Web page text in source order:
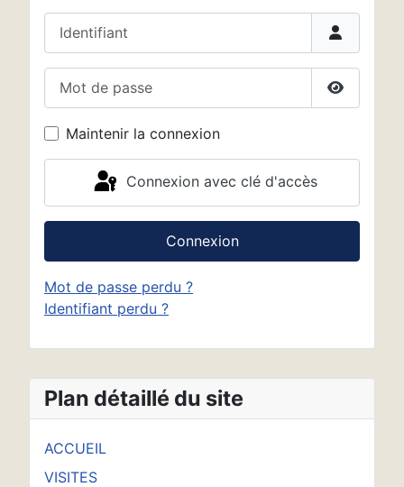
Plan détaillé du site
ACCUEIL
VISITES
Afficher
Maintenir la connexion
Connexion avec clé d'accès
Connexion
Mot de passe perdu ?
Identifiant perdu ?